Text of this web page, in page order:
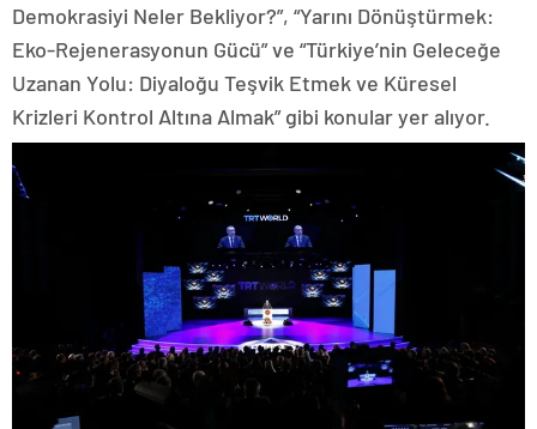
Demokrasiyi Neler Bekliyor?”, “Yarını Dönüştürmek:
Eko-Rejenerasyonun Gücü” ve “Türkiye’nin Geleceğe
Uzanan Yolu: Diyaloğu Teşvik Etmek ve Küresel
Krizleri Kontrol Altına Almak” gibi konular yer alıyor.